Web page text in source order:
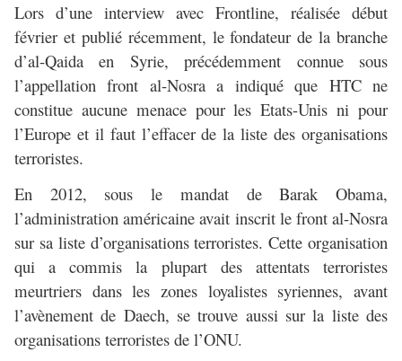
Lors d’une interview avec Frontline, réalisée début
février et publié récemment, le fondateur de la branche
d’al-Qaida en Syrie, précédemment connue sous
l’appellation front al-Nosra a indiqué que HTC ne
constitue aucune menace pour les Etats-Unis ni pour
l’Europe et il faut l’effacer de la liste des organisations
terroristes.
En 2012, sous le mandat de Barak Obama,
l’administration américaine avait inscrit le front al-Nosra
sur sa liste d’organisations terroristes. Cette organisation
qui a commis la plupart des attentats terroristes
meurtriers dans les zones loyalistes syriennes, avant
l’avènement de Daech, se trouve aussi sur la liste des
organisations terroristes de l’ONU.